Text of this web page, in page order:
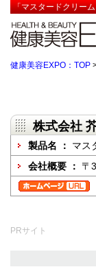
「マスタードクリー
健康美容EXPO：TOP
株式会社
製品名 ： マス
会社概要 ： 〒
PRサイト